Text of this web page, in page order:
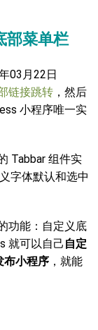
部菜单栏
03月22日
链接跳转 ，然后
小程序唯一实
Tabbar 组件实
字体默认和选中
功能：自定义底
就可以自己 自定
布小程序 ，就能